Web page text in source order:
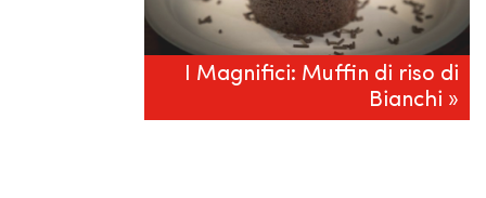
I Magnifici: Muffin di riso di
Bianchi »